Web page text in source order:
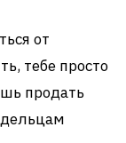
от
тебе просто
продать